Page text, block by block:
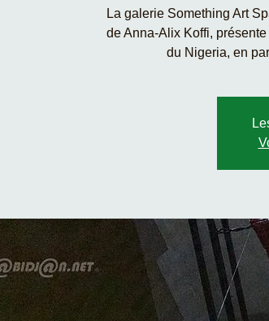
La galerie Something Art
de Anna-Alix Koffi,
du Nigeria, en